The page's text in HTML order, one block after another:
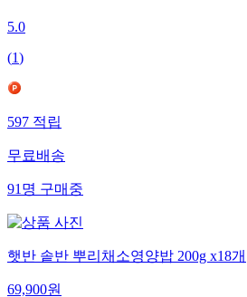
5.0
(1)
597적립
무료배송
91명구매중
햇반 솥반 뿌리채소영양밥 200g x18개